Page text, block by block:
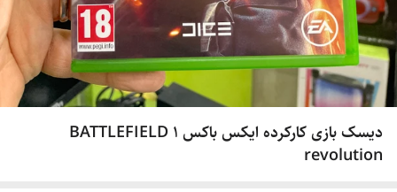
دیسک بازی کارکرده ایکس باکس BATTLEFIELD 1
revolution